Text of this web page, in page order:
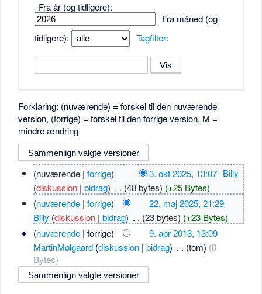
Fra år (og tidligere):
Fra måned (og
tidligere):
Tagfilter:
Forklaring: (nuværende) = forskel til den nuværende
version, (forrige) = forskel til den forrige version, M =
mindre ændring
(nuværende | forrige) 3. okt 2025, 13:07 Billy
(diskussion| bidrag) . . (48 bytes) (+25 Bytes)
(nuværende| forrige)
22. maj 2025, 21:29
Billy (diskussion| bidrag) . . (23 bytes) (+23 Bytes)
(nuværende| forrige)
9. apr 2013, 13:09
MartinMølgaard (diskussion| bidrag) . . (tom) (0
Bytes)